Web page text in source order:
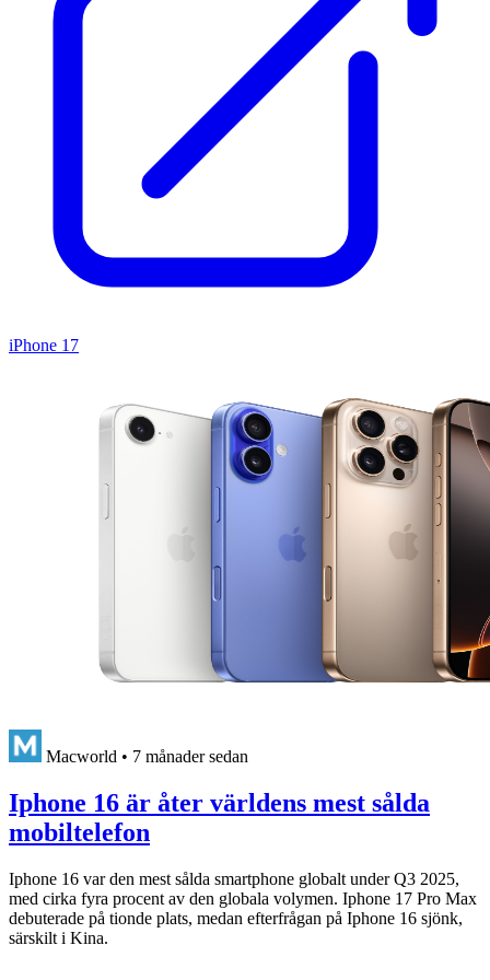
iPhone 17
Macworld • 7 månader sedan
Iphone 16 är åter världens mest sålda
mobiltelefon
Iphone 16 var den mest sålda smartphone globalt under Q3 2025,
med cirka fyra procent av den globala volymen. Iphone 17 Pro Max
debuterade på tionde plats, medan efterfrågan på Iphone 16 sjönk,
särskilt i Kina.